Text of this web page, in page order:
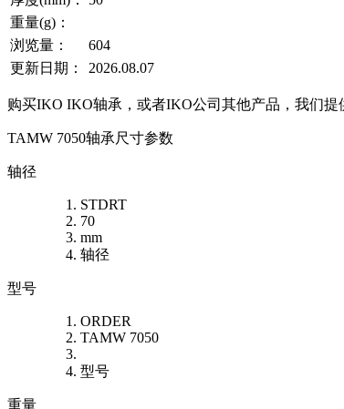
重量(g)：
浏览量：
604
更新日期：
2026.08.07
购买IKO IKO轴承，或者IKO公司其他产品，我们
TAMW 7050轴承尺寸参数
轴径
STDRT
70
mm
轴径
型号
ORDER
TAMW 7050
型号
重量